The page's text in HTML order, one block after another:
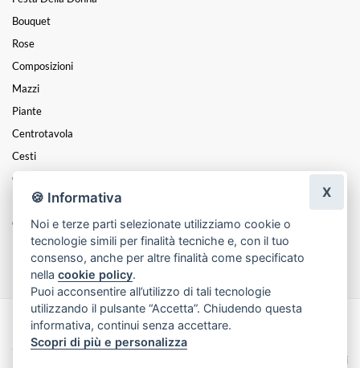
Bouquet
Rose
Composizioni
Mazzi
Piante
Centrotavola
Cesti
Cuori
Natale
Coroncine
Funebre
Made with byInfoser.it- Realizzazione Siti ecommerce per Fioristi
2026
Termini e Condizioni
🍪 Informativa
Noi e terze parti selezionate utilizziamo cookie o
tecnologie simili per finalità tecniche e, con il tuo
consenso, anche per altre finalità come specificato
nellacookie policy.
Puoi acconsentire all’utilizzo di tali tecnologie
utilizzando il pulsante “Accetta”. Chiudendo questa
informativa, continui senza accettare.
Scopri di più e personalizza
X